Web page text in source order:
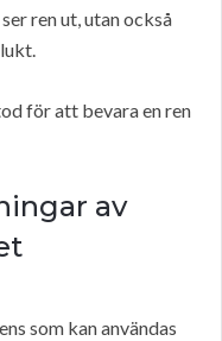
ren ut, utan också
för att bevara en ren
av
som kan användas